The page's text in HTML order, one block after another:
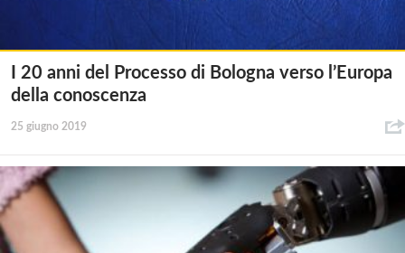
I 20 anni del Processo di Bologna verso l’Europa
della conoscenza
25 giugno 2019